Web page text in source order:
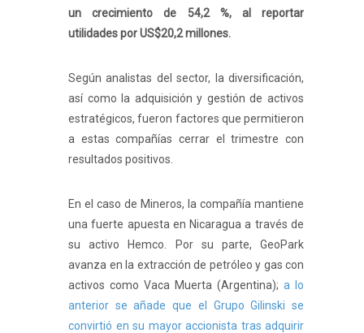
un crecimiento de 54,2 %, al reportar
utilidades por US$20,2 millones.
Según analistas del sector, la diversificación,
así como la adquisición y gestión de activos
estratégicos, fueron factores que permitieron
a estas compañías cerrar el trimestre con
resultados positivos.
En el caso de Mineros, la compañía mantiene
una fuerte apuesta en Nicaragua a través de
su activo Hemco. Por su parte, GeoPark
avanza en la extracción de petróleo y gas con
activos como Vaca Muerta (Argentina); a lo
anterior se añade que el Grupo Gilinski se
convirtió en su mayor accionista tras adquirir